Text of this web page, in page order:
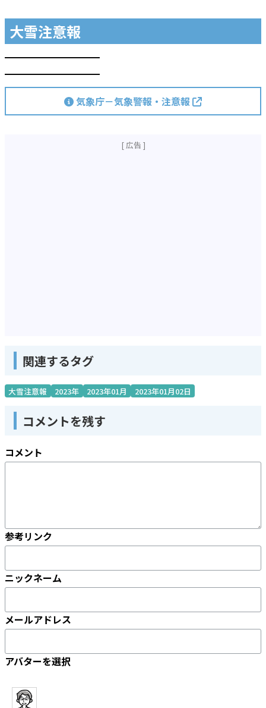
大雪注意報
━━━━━━━━━━
━━━━━━━━━━
気象庁－気象警報・注意報
関連するタグ
大雪注意報 2023年 2023年01月 2023年01月02日
コメントを残す
コメント
参考リンク
ニックネーム
メールアドレス
アバターを選択